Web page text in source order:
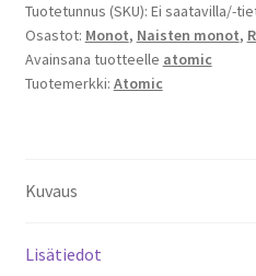
Randomonot
määrä
Tuotetunnus (SKU): Ei saatavilla/-
Osastot: Monot, Naisten monot,
Avainsana tuotteelle atomic
Tuotemerkki: Atomic
Kuvaus
Lisätiedot